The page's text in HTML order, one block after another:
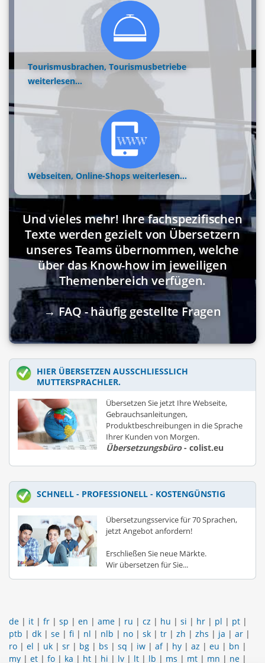
Tourismusbrachen, Tourismusbetriebe
weiterlesen...
Webseiten, Online-Shops weiterlesen...
Und vieles mehr! Ihre fachspezifischen
Texte werden gezielt von Übersetzern
unseres Teams übernommen, welche
über das Know-how im jeweiligen
Themenbereich verfügen.
→ FAQ - häufig gestellte Fragen
HIER ÜBERSETZEN AUSSCHLIESSLICH M
UTTERSPRACHLER.
Übersetzen Sie jetzt Ihre Webseite,
Gebrauchsanleitungen,
Produktbeschreibungen in die Sprache
Ihrer Kunden von Morgen.
Übersetzungsbüro- colist.eu
SCHNELL - PROFESSIONELL - KOSTENGÜNSTIG
Übersetzungsservice für 70 Sprachen,
jetzt Angebot anfordern!
Erschließen Sie neue Märkte.
Wir übersetzen für Sie...
de | it | fr | sp | en | ame | ru | cz | hu | si | hr | pl | pt |
ptb | dk | se | fi | nl | nlb | no | sk | tr | zh | zhs | ja | ar |
ro | el | uk | sr | bg | bs | sq | iw | af| hy | az | eu | bn |
my | et | fo | ka | ht | hi | lv | lt | lb | ms | mt | mn | ne |